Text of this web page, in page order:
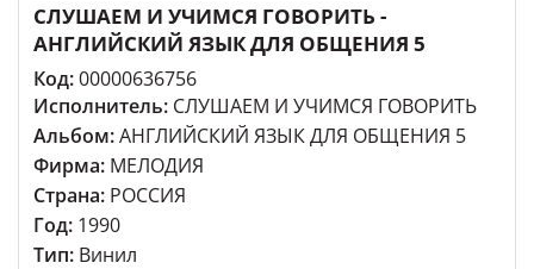
СЛУШАЕМ И УЧИМСЯ ГОВОРИТЬ -
АНГЛИЙСКИЙ ЯЗЫК ДЛЯ ОБЩЕНИЯ 5
Код:00000636756
Исполнитель: СЛУШАЕМ И УЧИМСЯ ГОВОРИТЬ
Альбом:АНГЛИЙСКИЙ ЯЗЫК ДЛЯ ОБЩЕНИЯ 5
Фирма: МЕЛОДИЯ
Страна: РОССИЯ
Год: 1990
Тип: Винил